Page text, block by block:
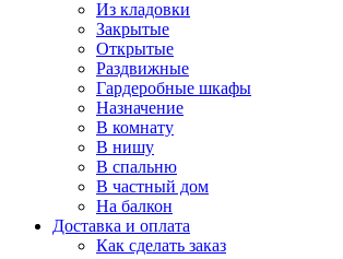
Из кладовки
Закрытые
Открытые
Раздвижные
Гардеробные шкафы
Назначение
В комнату
В нишу
В спальню
В частный дом
На балкон
Доставка и оплата
Как сделать заказ